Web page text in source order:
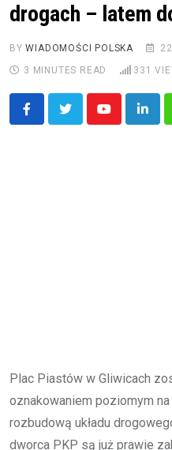
drogach – latem
BYWIADOMOŚCI POLSKA
3 MINUTES READ
331
Youtube
Plac Piastów w Gliwicach
oznakowaniem poziomym
rozbudową układu
dworca PKP są już prawie